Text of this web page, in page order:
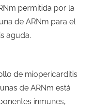
permitida por la
de ARNm para el
aguda.
de miopericarditis
de ARNm está
inmunes,